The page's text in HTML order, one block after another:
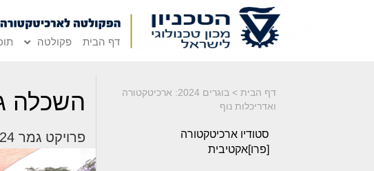
דף הבית פקולטה
דף הבית >
בוגרים 2024: ארכיטקטורה
ואדריכלות נוף
סטודיו ארכיטקטורה
[פרו]אקטיבית
השכלה
פרויקט גמר 2024